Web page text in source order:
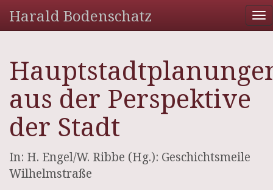
Harald Bodenschatz
aus der Perspektive
der Stadt
In: H. Engel/W. Ribbe (Hg.): Geschichtsmeile
Wilhelmstraße